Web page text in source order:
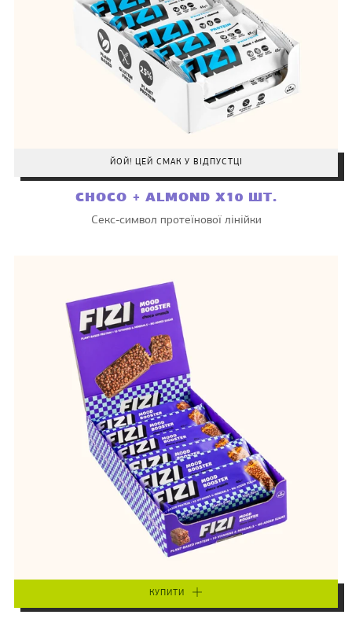
ЙОЙ! ЦЕЙ СМАК У ВІДПУСТЦІ
CHOCO + ALMOND X10 ШТ.
Секс-символ протеїнової лінійки
КУПИТИ